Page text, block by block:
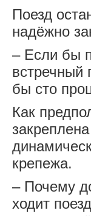
Поезд
надёжно
– Если бы
встречный
бы сто
Как
крепежа.
– Почему
ходит